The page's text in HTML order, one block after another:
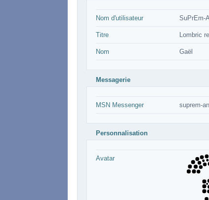
Nom d'utilisateur SuPrEm-
Titre Lombric
Nom Gaël
Messagerie
MSN Messenger suprem-
Personnalisation
Avatar